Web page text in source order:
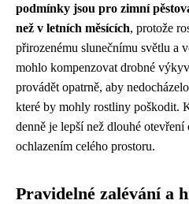
podmínky jsou pro zimní
než v letních měsících, protože
přirozenému slunečnímu světlu a
mohlo kompenzovat drobné
provádět opatrně, aby
které by mohly rostliny poškodit.
denně je lepší než dlouhé
ochlazením celého prostoru.
Pravidelné zalévání a